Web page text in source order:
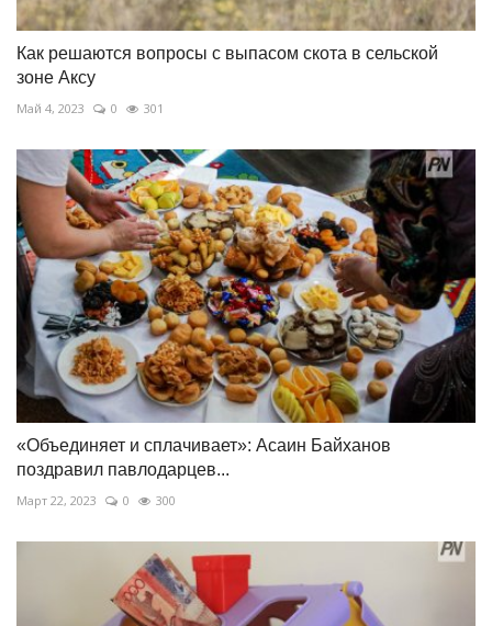
Как решаются вопросы с выпасом скота в сельской
зоне Аксу
Май 4, 2023 0 301
«Объединяет и сплачивает»: Асаин Байханов
поздравил павлодарцев...
Март 22, 2023 0 300